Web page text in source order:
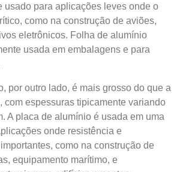
usado para aplicações leves onde o
como na construção de aviões,
eletrônicos. Folha de alumínio
usada em embalagens e para
por outro lado, é mais grosso do que a
com espessuras tipicamente variando
A placa de alumínio é usada em uma
onde resistência e
como na construção de
equipamento marítimo, e